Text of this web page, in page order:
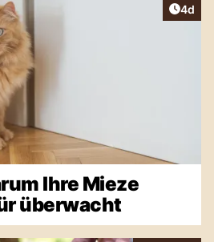
4d
Ihre Mieze
überwacht